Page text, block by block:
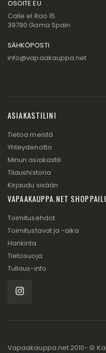
OSOITE EU
Calle el Rao 15
39790 Gama Spain
SÄHKÖPOSTI
info@vapaakauppa.net
ASIAKASTILINI
Tietoa meistä
Yhteydenotto
Minun asiakastili
Tilaushistoria
Kirjaudu sisään
VAPAAKAUPPA.NET
Toimitusehdot
Toimitustavat ja -aika
Hankinta
Tietosuoja
Tullaus-info
Vapaakauppa.net 2010- ©